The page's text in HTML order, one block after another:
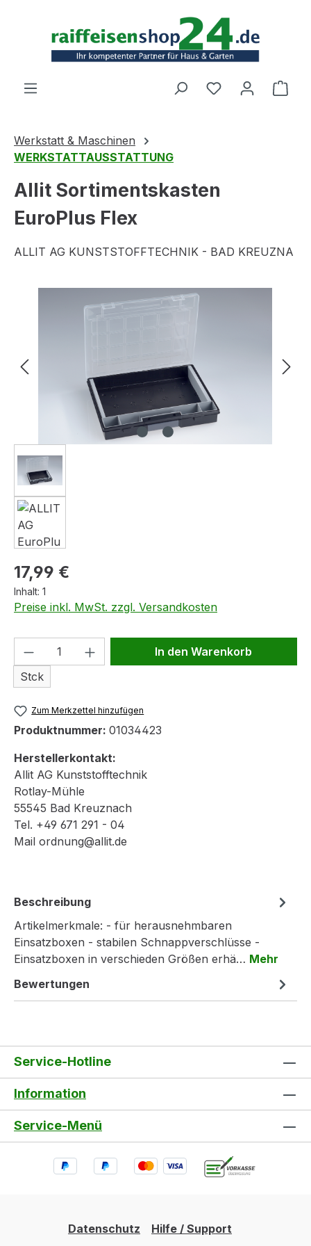
Werkstatt & Maschinen
WERKSTATTAUSSTATTUNG
Allit Sortimentskasten
EuroPlus Flex
ALLIT AG KUNSTSTOFFTECHNIK - BAD KREUZNA
Bildergalerie überspringen
Regulärer Preis:
17,99 €
Inhalt: 1
Preise inkl. MwSt. zzgl. Versandkosten
Produkt Anzahl: Gib den
Stck
In den Warenkorb
Zum Merkzettel hinzufügen
Produktnummer: 01034423
Herstellerkontakt:
Allit AG Kunststofftechnik
Rotlay-Mühle
55545 Bad Kreuznach
Tel. +49 671 291 - 04
Mail ordnung@allit.de
Beschreibung
Artikelmerkmale: - für herausnehmbaren
Einsatzboxen - stabilen Schnappverschlüsse -
Einsatzboxen in verschieden Größen erhä… Mehr
Bewertungen
Service-Hotline
Information
Service-Menü
Datenschutz
Hilfe / Support